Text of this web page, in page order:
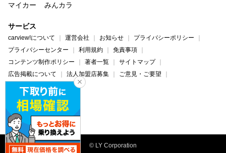
マイカー
みんカラ
サービス
carview!について 運営会社 お知らせ
プライバシーポリシー
プライバシーセンター
利用規約
免責事項
コンテンツ制作ポリシー
著者一覧
サイトマップ
広告掲載について
法人加盟店募集
ご意見・ご要望
ヘルプ・お問い合わせ
carview! Yahoo! JAPAN
© LY Corporation